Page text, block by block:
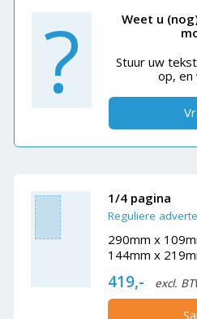
?
Weet u
Stuur uw
op, en
1/4 pagina
Reguliere
290mm x
144mm x
419,- excl.